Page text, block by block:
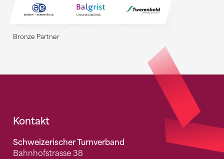
Bronze Partner
Fusszeile
Kontakt
Schweizerischer Turnverband
Bahnhofstrasse 38